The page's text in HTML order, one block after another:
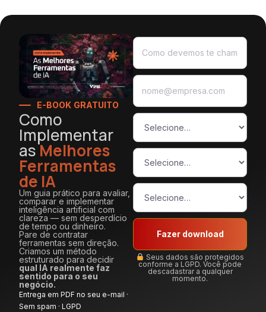
E-BOOK GRATUITO
Como
Implementar
asMelhores
Ferramentas
de IA
Um guia prático para avaliar,
comparar e implementar
inteligência artificial com
clareza — sem desperdício
de tempo ou dinheiro.
Pare de contratar
ferramentas sem direção.
Criamos um método
estruturado para decidir
qual IA realmente faz
sentido para o seu
negócio.
Entrega em PDF no seu e-mail ·
Sem spam · LGPD
Fazer download
Seus dados são protegidos
conforme a LGPD. Você pode
descadastrar a qualquer
momento.